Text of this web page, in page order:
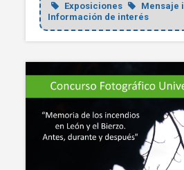
Exposiciones
Mensaje
Información de interés